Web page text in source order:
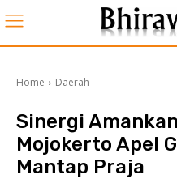
Home Daerah
Sinergi
Mojokerto Apel
Mantap Praja